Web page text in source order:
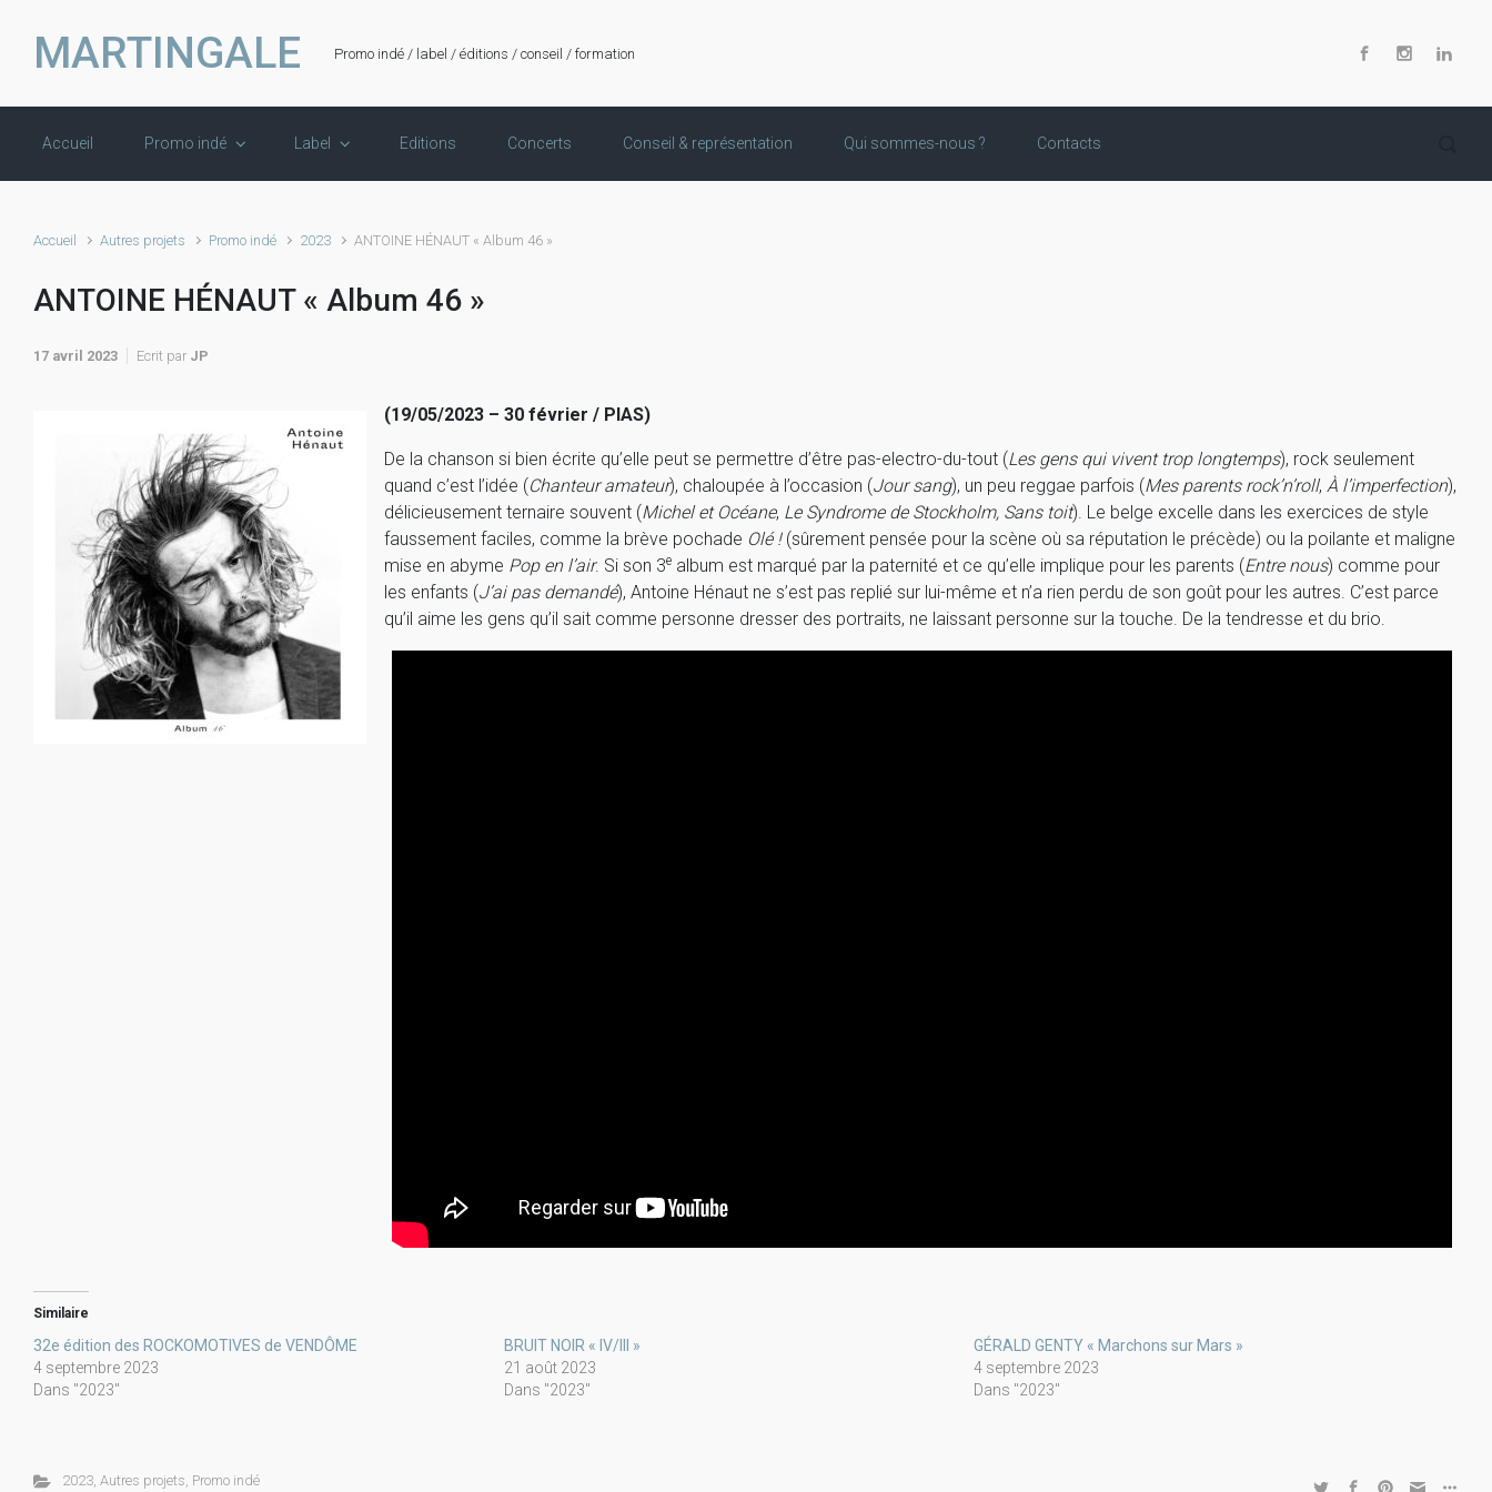
MARTINGALE Promo indé / label / éditions / conseil / formation
Accueil Promo indé Label Editions Concerts Conseil & représentation Qui sommes-nous ? Contacts
Accueil Autres projets Promo indé 2023 ANTOINE HÉNAUT « Album 46 »
ANTOINE HÉNAUT « Album 46 »
17 avril 2023 Ecrit par JP
(19/05/2023 – 30 février / PIAS)
De la chanson si bien écrite qu’elle peut se permettre d’être pas-electro-du-tout (Les gens qui vivent trop longtemps), rock seulement
quand c’est l’idée (Chanteur amateur), chaloupée à l’occasion (Jour sang), un peu reggae parfois (Mes parents rock’n’roll, À l’imperfection),
délicieusement ternaire souvent (Michel et Océane, Le Syndrome de Stockholm, Sans toit). Le belge excelle dans les exercices de style
faussement faciles, comme la brève pochade Olé !(sûrement pensée pour la scène où sa réputation le précède) ou la poilante et maligne
mise en abyme Pop en l’air. Si son 3e album est marqué par la paternité et ce qu’elle implique pour les parents (Entre nous) comme pour
les enfants (J’ai pas demandé), Antoine Hénaut ne s’est pas replié sur lui-même et n’a rien perdu de son goût pour les autres. C’est parce
qu’il aime les gens qu’il sait comme personne dresser des portraits, ne laissant personne sur la touche. De la tendresse et du brio.
Similaire
32e édition des ROCKOMOTIVES de VENDÔME
4 septembre 2023
Dans "2023"
BRUIT NOIR « IV/III »
21 août 2023
Dans "2023"
GÉRALD GENTY « Marchons sur Mars »
4 septembre 2023
Dans "2023"
2023, Autres projets, Promo indé